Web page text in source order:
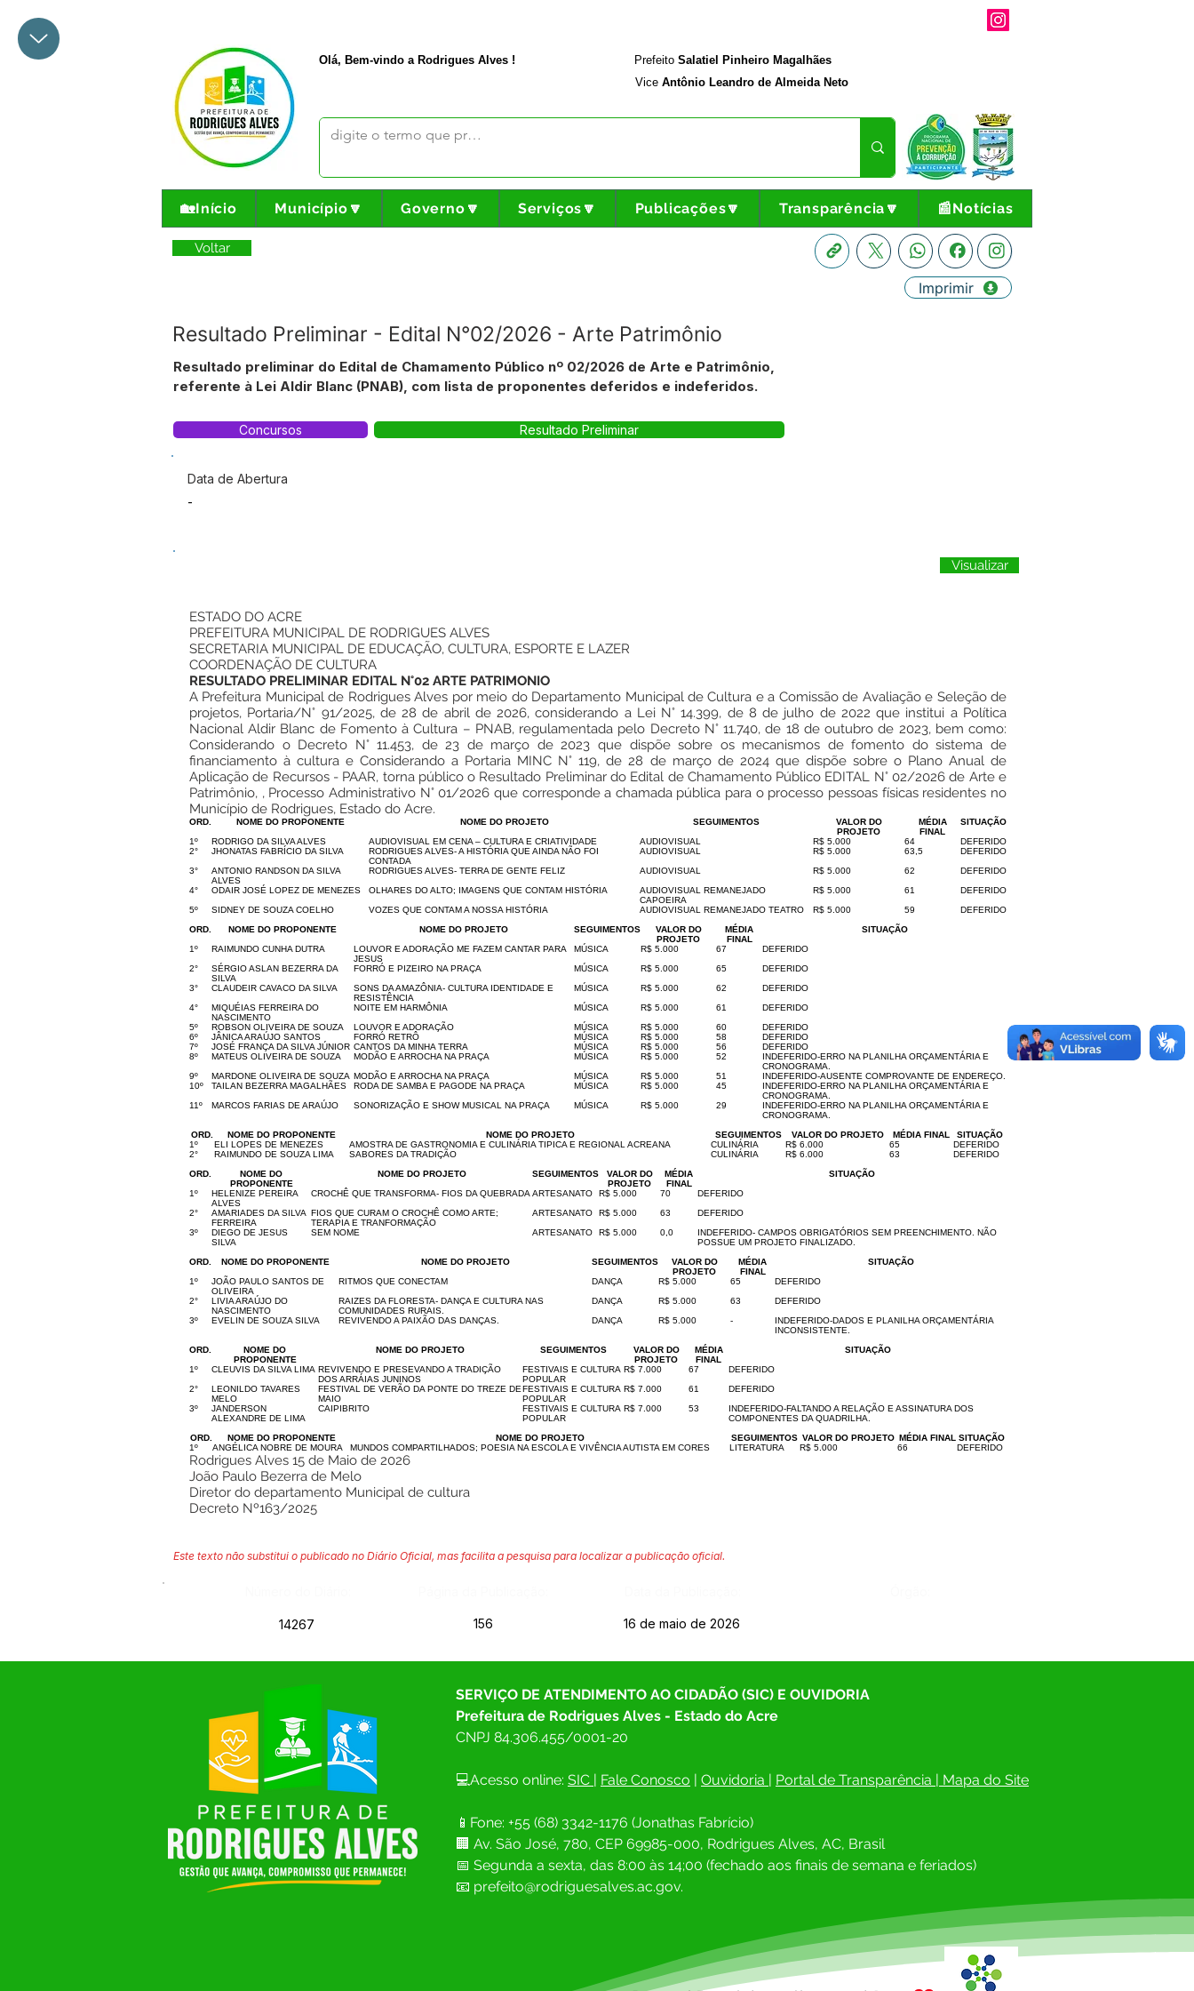
Olá, Bem-vindo a Rodrigues Alves ! Prefeito Salatiel Pinheiro Magalhães
Vice Antônio Leandro de Almeida Neto
🏡Início Município🔽 Governo🔽 Serviços🔽 Publicações🔽 Transparência🔽 📰Notícias
Voltar
Resultado Preliminar - Edital N°02/2026 - Arte Patrimônio
Imprimir
Resultado preliminar do Edital de Chamamento Público nº 02/2026 de Arte e Patrimônio,
referente à Lei Aldir Blanc (PNAB), com lista de proponentes deferidos e indeferidos.
Concursos Resultado Preliminar
Data de Abertura
-
Visualizar
ESTADO DO ACRE
PREFEITURA MUNICIPAL DE RODRIGUES ALVES
SECRETARIA MUNICIPAL DE EDUCAÇÃO, CULTURA, ESPORTE E LAZER
COORDENAÇÃO DE CULTURA
RESULTADO PRELIMINAR EDITAL N°02 ARTE PATRIMONIO
A Prefeitura Municipal de Rodrigues Alves por meio do Departamento Municipal de Cultura e a Comissão de Avaliação e Seleção de
projetos, Portaria/N° 91/2025, de 28 de abril de 2026, considerando a Lei N° 14.399, de 8 de julho de 2022 que institui a Política
Nacional Aldir Blanc de Fomento à Cultura – PNAB, regulamentada pelo Decreto N° 11.740, de 18 de outubro de 2023, bem como:
Considerando o Decreto N° 11.453, de 23 de março de 2023 que dispõe sobre os mecanismos de fomento do sistema de
financiamento à cultura e Considerando a Portaria MINC N° 119, de 28 de março de 2024 que dispõe sobre o Plano Anual de
Aplicação de Recursos - PAAR, torna público o Resultado Preliminar do Edital de Chamamento Público EDITAL N° 02/2026 de Arte e
Patrimônio, , Processo Administrativo N° 01/2026 que corresponde a chamada pública para o processo pessoas físicas residentes no
Município de Rodrigues, Estado do Acre.
ORD. NOME DO PROPONENTE NOME DO PROJETO SEGUIMENTOS
VALOR DO
PROJETO
MÉDIA
FINAL
SITUAÇÃO
1º
RODRIGO DA SILVA ALVES AUDIOVISUAL EM CENA – CULTURA E CRIATIVIDADE AUDIOVISUAL R$ 5.000 64
DEFERIDO
2°
JHONATAS FABRÍCIO DA SILVA
RODRIGUES ALVES- A HISTÓRIA QUE AINDA NÃO FOI
CONTADA
AUDIOVISUAL R$ 5.000 63,5
DEFERIDO
3°
ANTONIO RANDSON DA SILVA
ALVES
RODRIGUES ALVES- TERRA DE GENTE FELIZ AUDIOVISUAL R$ 5.000 62
DEFERIDO
4°
ODAIR JOSÉ LOPEZ DE MENEZES OLHARES DO ALTO; IMAGENS QUE CONTAM HISTÓRIA
AUDIOVISUAL REMANEJADO
CAPOEIRA
R$ 5.000 61
DEFERIDO
5º
SIDNEY DE SOUZA COELHO VOZES QUE CONTAM A NOSSA HISTÓRIA AUDIOVISUAL REMANEJADO TEATRO R$ 5.000 59
DEFERIDO
ORD.
NOME DO PROPONENTE NOME DO PROJETO SEGUIMENTOS
VALOR DO
PROJETO
MÉDIA
FINAL
SITUAÇÃO
1º
RAIMUNDO CUNHA DUTRA
LOUVOR E ADORAÇÃO ME FAZEM CANTAR PARA
JESUS
MÚSICA R$ 5.000 67
DEFERIDO
2°
SÉRGIO ASLAN BEZERRA DA
SILVA
FORRÓ E PIZEIRO NA PRAÇA MÚSICA R$ 5.000 65
DEFERIDO
3°
CLAUDEIR CAVACO DA SILVA
SONS DA AMAZÔNIA- CULTURA IDENTIDADE E
RESISTÊNCIA
MÚSICA R$ 5.000 62
DEFERIDO
4°
MIQUÉIAS FERREIRA DO
NASCIMENTO
NOITE EM HARMÔNIA MÚSICA R$ 5.000 61
DEFERIDO
5º
ROBSON OLIVEIRA DE SOUZA LOUVOR E ADORAÇÃO MÚSICA R$ 5.000 60
DEFERIDO
6º
JÂNICA ARAÚJO SANTOS FORRÓ RETRÔ MÚSICA R$ 5.000 58
DEFERIDO
7º
JOSÉ FRANÇA DA SILVA JÚNIOR CANTOS DA MINHA TERRA MÚSICA R$ 5.000 56
DEFERIDO
8º
MATEUS OLIVEIRA DE SOUZA MODÃO E ARROCHA NA PRAÇA MÚSICA R$ 5.000 52
INDEFERIDO-ERRO NA PLANILHA ORÇAMENTÁRIA E
CRONOGRAMA.
9º
MARDONE OLIVEIRA DE SOUZA MODÃO E ARROCHA NA PRAÇA MÚSICA R$ 5.000 51
INDEFERIDO-AUSENTE COMPROVANTE DE ENDEREÇO.
10º
TAILAN BEZERRA MAGALHÃES RODA DE SAMBA E PAGODE NA PRAÇA MÚSICA R$ 5.000 45
INDEFERIDO-ERRO NA PLANILHA ORÇAMENTÁRIA E
CRONOGRAMA.
11º
MARCOS FARIAS DE ARAÚJO SONORIZAÇÃO E SHOW MUSICAL NA PRAÇA MÚSICA R$ 5.000 29
INDEFERIDO-ERRO NA PLANILHA ORÇAMENTÁRIA E
CRONOGRAMA.
ORD.
NOME DO PROPONENTE NOME DO PROJETO SEGUIMENTOS VALOR DO PROJETO MÉDIA FINAL
SITUAÇÃO
1º
ELI LOPES DE MENEZES AMOSTRA DE GASTRONOMIA E CULINÁRIA TIPICA E REGIONAL ACREANA CULINÁRIA R$ 6.000 65
DEFERIDO
2°
RAIMUNDO DE SOUZA LIMA SABORES DA TRADIÇÃO CULINÁRIA R$ 6.000 63
DEFERIDO
ORD.
NOME DO
PROPONENTE
NOME DO PROJETO SEGUIMENTOS
VALOR DO
PROJETO
MÉDIA
FINAL
SITUAÇÃO
1º
HELENIZE PEREIRA
ALVES
CROCHÊ QUE TRANSFORMA- FIOS DA QUEBRADA ARTESANATO R$ 5.000 70
DEFERIDO
2°
AMARIADES DA SILVA
FERREIRA
FIOS QUE CURAM O CROCHÊ COMO ARTE;
TERAPIA E TRANFORMAÇÃO
ARTESANATO R$ 5.000 63
DEFERIDO
3º
DIEGO DE JESUS
SILVA
SEM NOME ARTESANATO R$ 5.000 0,0
INDEFERIDO- CAMPOS OBRIGATÓRIOS SEM PREENCHIMENTO. NÃO
POSSUE UM PROJETO FINALIZADO.
ORD.
NOME DO PROPONENTE NOME DO PROJETO SEGUIMENTOS
VALOR DO
PROJETO
MÉDIA
FINAL
SITUAÇÃO
1º
JOÃO PAULO SANTOS DE
OLIVEIRA
RITMOS QUE CONECTAM DANÇA R$ 5.000 65
DEFERIDO
2°
LIVIA ARAÚJO DO
NASCIMENTO
RAIZES DA FLORESTA- DANÇA E CULTURA NAS
COMUNIDADES RURAIS.
DANÇA R$ 5.000 63
DEFERIDO
3º
EVELIN DE SOUZA SILVA REVIVENDO A PAIXÃO DAS DANÇAS. DANÇA R$ 5.000 -
INDEFERIDO-DADOS E PLANILHA ORÇAMENTÁRIA
INCONSISTENTE.
ORD.
NOME DO
PROPONENTE
NOME DO PROJETO SEGUIMENTOS
VALOR DO
PROJETO
MÉDIA
FINAL
SITUAÇÃO
1º
CLEUVIS DA SILVA LIMA REVIVENDO E PRESEVANDO A TRADIÇÃO
DOS ARRÁIAS JUNINOS
FESTIVAIS E CULTURA
POPULAR
R$ 7.000 67
DEFERIDO
2°
LEONILDO TAVARES
MELO
FESTIVAL DE VERÃO DA PONTE DO TREZE DE
MAIO
FESTIVAIS E CULTURA
POPULAR
R$ 7.000 61
DEFERIDO
3º
JANDERSON
ALEXANDRE DE LIMA
CAIPIBRITO
FESTIVAIS E CULTURA
POPULAR
R$ 7.000 53
INDEFERIDO-FALTANDO A RELAÇÃO E ASSINATURA DOS
COMPONENTES DA QUADRILHA.
ORD.
NOME DO PROPONENTE NOME DO PROJETO SEGUIMENTOS VALOR DO PROJETO MÉDIA FINAL SITUAÇÃO
1º
ANGÉLICA NOBRE DE MOURA MUNDOS COMPARTILHADOS; POESIA NA ESCOLA E VIVÊNCIA AUTISTA EM CORES LITERATURA R$ 5.000 66 DEFERIDO
Rodrigues Alves 15 de Maio de 2026
João Paulo Bezerra de Melo
Diretor do departamento Municipal de cultura
Decreto Nº163/2025
Este texto não substitui o publicado no Diário Oficial, mas facilita a pesquisa para localizar a publicação oficial.
14267 156 16 de maio de 2026
SERVIÇO DE ATENDIMENTO AO CIDADÃO (SIC) E OUVIDORIA
Prefeitura de Rodrigues Alves - Estado do Acre
CNPJ 84.306.455/0001-20
💻Acesso online: SIC | Fale Conosco | Ouvidoria | Portal de Transparência | Mapa do Site
📱Fone: +55 (68) 3342-1176 (Jonathas Fabrício)
🏢 Av. São José, 780, CEP 69985-000, Rodrigues Alves, AC, Brasil
📅 Segunda a sexta, das 8:00 às 14;00 (fechado aos finais de semana e feriados)
📧 prefeito@rodriguesalves.ac.gov.